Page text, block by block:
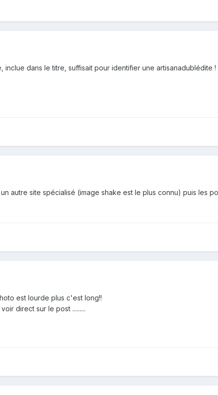
inclue dans le titre, suffisait pour identifier une artisanadublédite !
autre site spécialisé (image shake est le plus connu) puis les
est lourde plus c'est long!!
direct sur le post .........